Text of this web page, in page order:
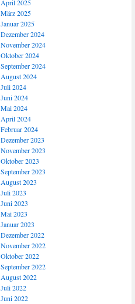
April 2025
März 2025
Januar 2025
Dezember 2024
November 2024
Oktober 2024
September 2024
August 2024
Juli 2024
Juni 2024
Mai 2024
April 2024
Februar 2024
Dezember 2023
November 2023
Oktober 2023
September 2023
August 2023
Juli 2023
Juni 2023
Mai 2023
Januar 2023
Dezember 2022
November 2022
Oktober 2022
September 2022
August 2022
Juli 2022
Juni 2022